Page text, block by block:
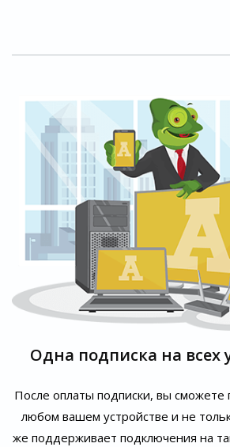
Одна подписка на всех
После оплаты подписки, вы сможете
любом вашем устройстве и не
же поддерживает подключения на